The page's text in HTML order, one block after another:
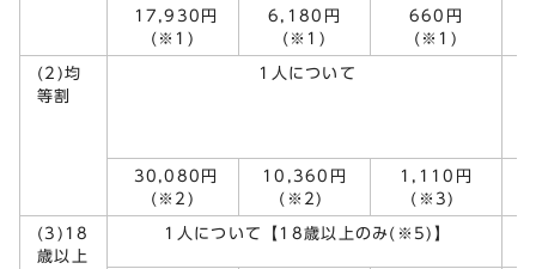
17,930円
(※1)
6,180円
(※1)
660円
(※1)
(2)均
等割
1人について
30,080円
(※2)
10,360円
(※2)
1,110円
(※3)
(3)18
歳以上
1人について【18歳以上のみ(※5)】